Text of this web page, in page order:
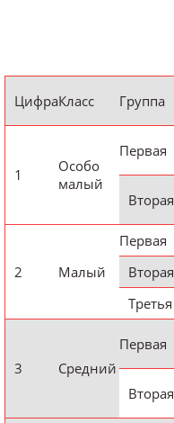
ЦифраКласс Группа
1
Особо
малый
Первая
Вторая
2 Малый
Первая
Вторая
Третья
3 Средний
Первая
Вторая